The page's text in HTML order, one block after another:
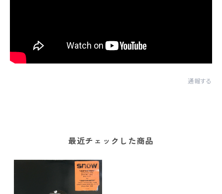
通報する
最近チェックした商品